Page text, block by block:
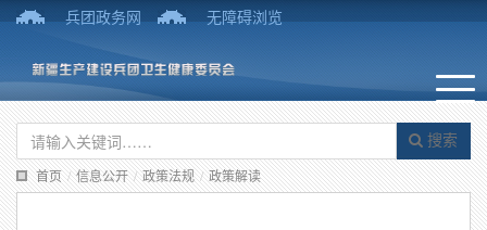
兵团政务网 无障碍浏览
搜索
首页 / 信息公开 / 政策法规 / 政策解读